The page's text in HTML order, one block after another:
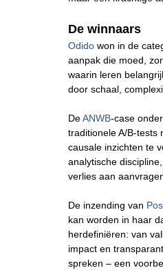
De winnaars
Odido won in de
aanpak die moed,
waarin leren
door schaal,
DeANWB-case
traditionele A/B-tests
causale inzichten te
analytische
verlies aan
De inzending van
kan worden in haar
herdefiniëren: van
impact en
spreken – een